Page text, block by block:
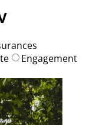
Engagement